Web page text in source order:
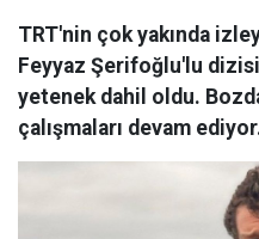
TRT'nin çok yakında
Feyyaz Şerifoğlu'lu
yetenek dahil oldu.
çalışmaları devam